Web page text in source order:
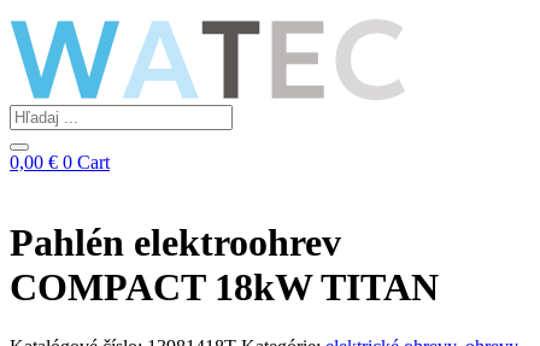
Search
...
0,00 € 0 Cart
Pahlén elektroohrev
COMPACT 18kW TITAN